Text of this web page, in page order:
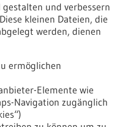
und verbessern
kleinen Dateien, die
werden, dienen
ermöglichen
Elemente wie
Navigation zugänglich